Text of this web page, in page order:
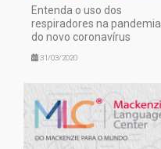
Entenda o uso dos
respiradores na pandemia
do novo coronavírus
31/03/2020